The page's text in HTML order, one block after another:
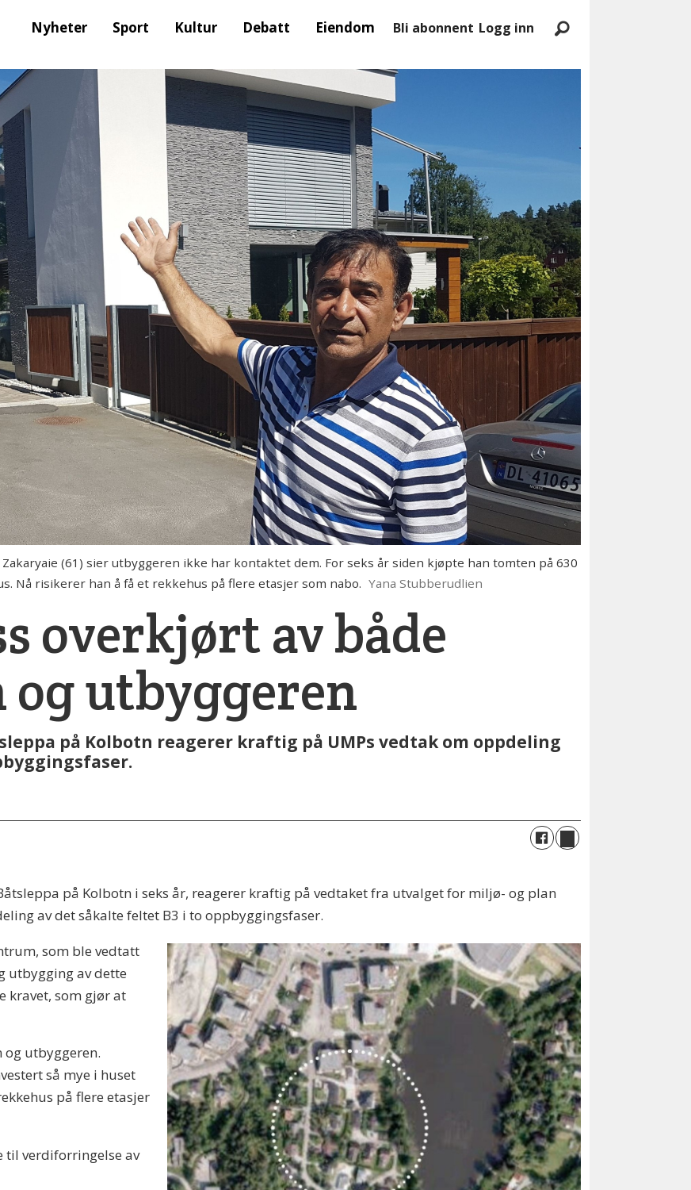
Nyheter Sport Kultur Debatt Eiendom Bli abonnent Logg inn
Zakaryaie (61) sier utbyggeren ikke har kontaktet dem. For seks år siden kjøpte han tomten på 630
Nå risikerer han å få et rekkehus på flere etasjer som nabo. Yana Stubberudlien
overkjørt av både
utbyggeren
på Kolbotn reagerer kraftig på UMPs vedtak om oppdeling
på Kolbotn i seks år, reagerer kraftig på vedtaket fra utvalget for miljø- og plan
av det såkalte feltet B3 i to oppbyggingsfaser.
som ble vedtatt
utbygging av dette
kravet, som gjør at
og utbyggeren.
så mye i huset
på flere etasjer
til verdiforringelse av